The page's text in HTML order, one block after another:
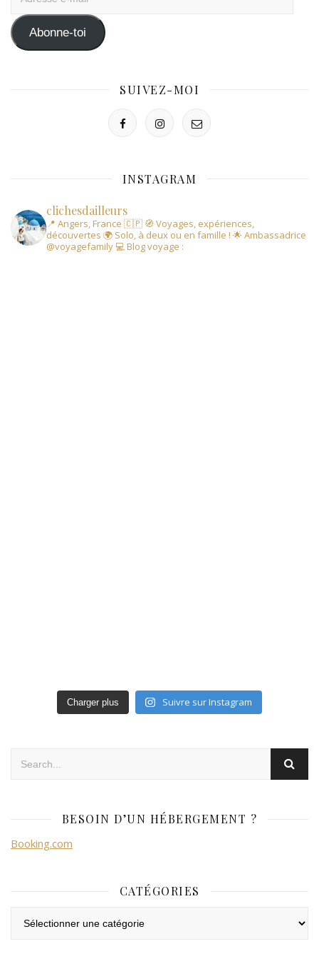
mail Abonne-toi
SUIVEZ-MOI
INSTAGRAM
clichesdailleurs
📍 Angers, France 🇨🇵 🧭 Voyages, expériences,
découvertes 🌍 Solo, à deux ou en famille ! 🌟 Ambassadrice
@voyagefamily 💻 Blog voyage :
Charger plus Suivre sur Instagram
BESOIN D’UN HÉBERGEMENT ?
Booking.com
CATÉGORIES